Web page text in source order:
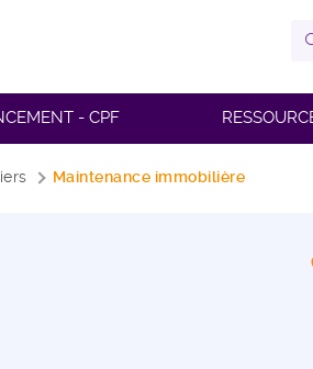
- CPF
Maintenance immobilière